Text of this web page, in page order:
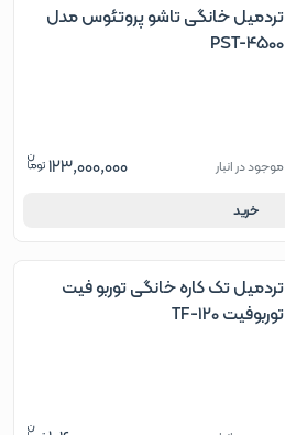
تردمیل خانگی تاشو پروتئوس مدل
PST-4500
موجود در انبار 123,000,000
خرید
تردمیل تک کاره خانگی توربو فیت
توربوفیت TF-120